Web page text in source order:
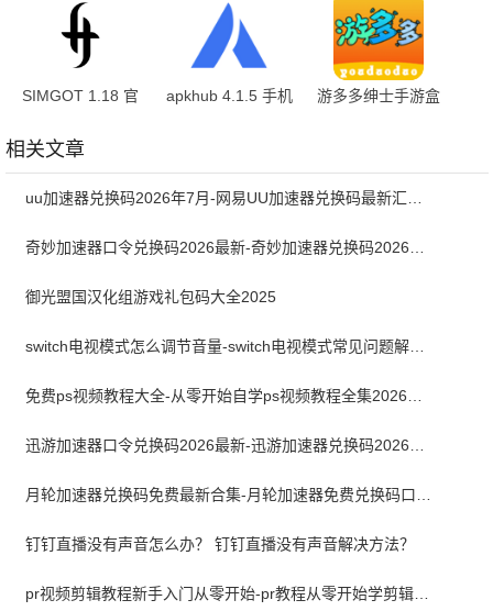
SIMGOT 1.18 官
apkhub 4.1.5 手机
游多多绅士手游盒
相关文章
御光盟国汉化组游戏礼包码大全2025
switch电视模式怎么调节音量-switch电视模式常见问题解决方案
钉钉直播没有声音怎么办？ 钉钉直播没有声音解决方法？
pr视频剪辑教程新手入门从零开始-pr教程从零开始学剪辑全集免费